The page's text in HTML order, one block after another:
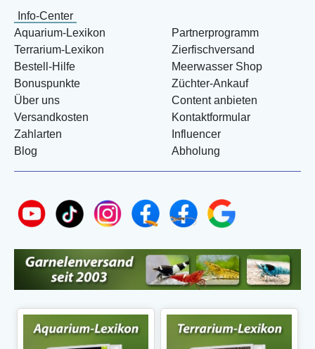
Info-Center
Aquarium-Lexikon
Terrarium-Lexikon
Bestell-Hilfe
Bonuspunkte
Über uns
Versandkosten
Zahlarten
Blog
Partnerprogramm
Zierfischversand
Meerwasser Shop
Züchter-Ankauf
Content anbieten
Kontaktformular
Influencer
Abholung